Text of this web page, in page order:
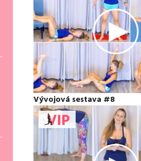
Vývojová sestava #8